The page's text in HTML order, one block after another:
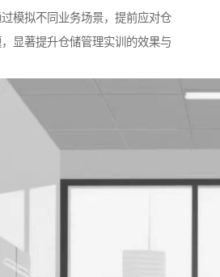
模拟不同业务场景，提前应对仓
显著提升仓储管理实训的效果与